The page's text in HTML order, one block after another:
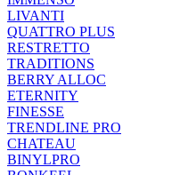
LIVANTI
QUATTRO PLUS
RESTRETTO
TRADITIONS
BERRY ALLOC
ETERNITY
FINESSE
TRENDLINE PRO
CHATEAU
BINYLPRO